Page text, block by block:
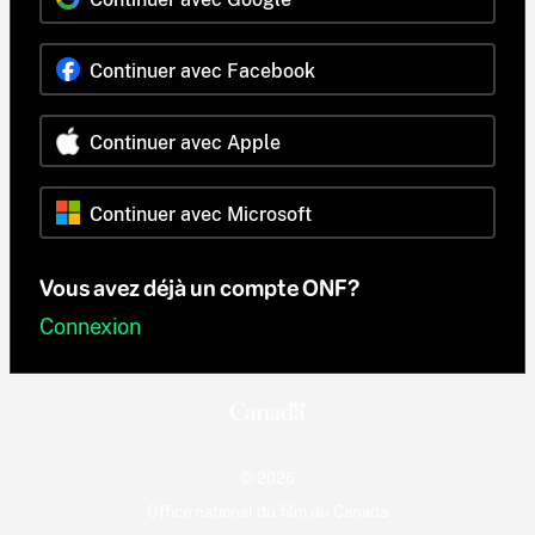
Continuer avec Facebook
Continuer avec Apple
Continuer avec Microsoft
Vous avez déjà un compte ONF?
Connexion